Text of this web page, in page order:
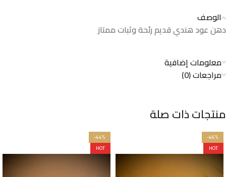
الوصف
دهن عود هندي قديم رئحة وثبات ممتاز
معلومات إضافية
مراجعات (0)
منتجات ذات صلة
-46%
HOT
-44%
HOT